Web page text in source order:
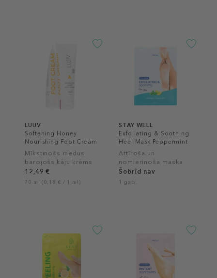
LUUV
Softening Honey
Nourishing Foot Cream
Mīkstinošs medus
barojošs kāju krēms
12,49 €
70 ml (0,18 € / 1 ml)
STAY WELL
Exfoliating & Soothing
Heel Mask Peppermint
& Lime
Attīroša un
nomierinoša maska
papēžiem
Šobrīd nav
1 gab.